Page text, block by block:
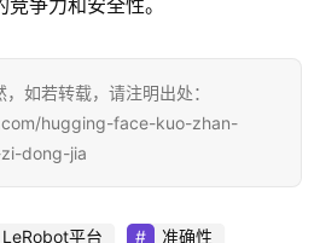
如若转载，请注明出处：
hugging-face-kuo-zhan-
dong-jia
LeRobot平台
准确性